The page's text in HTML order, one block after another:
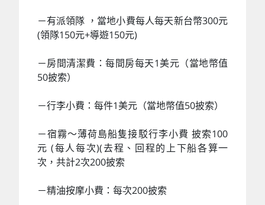
－有派領隊 ，當地小費每人每天新台幣300元
(領隊150元+導遊150元)
－房間清潔費：每間房每天1美元（當地幣值
50披索）
－行李小費：每件1美元（當地幣值50披索）
－宿霧～薄荷島船隻接駁行李小費 披索100
元 (每人每次)(去程、回程的上下船各算一
次，共計2次200披索
－精油按摩小費：每次200披索